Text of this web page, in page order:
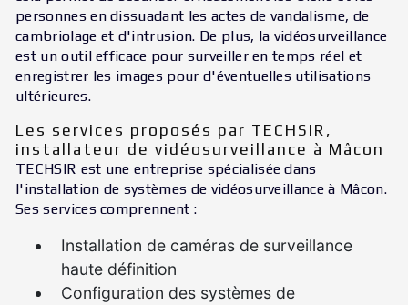
personnes en dissuadant les actes de vandalisme, de
cambriolage et d'intrusion. De plus, la vidéosurveillance
est un outil efficace pour surveiller en temps réel et
enregistrer les images pour d'éventuelles utilisations
ultérieures.
Les services proposés par TECHSIR,
installateur de vidéosurveillance à Mâcon
TECHSIR est une entreprise spécialisée dans
l'installation de systèmes de vidéosurveillance à Mâcon.
Ses services comprennent :
Installation de caméras de surveillance
haute définition
Configuration des systèmes de